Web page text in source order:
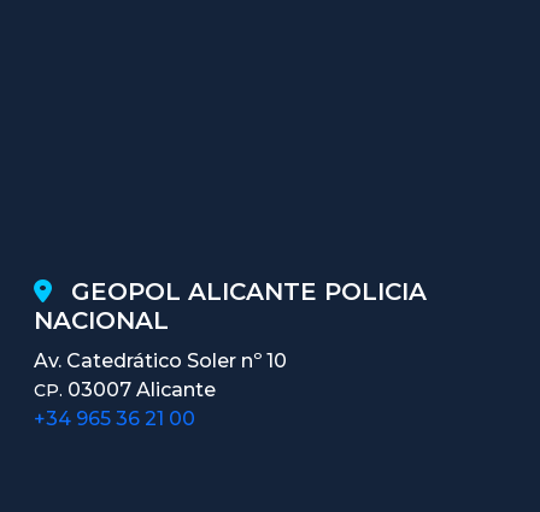
GEOPOL ALICANTE POLICIA
NACIONAL
Av. Catedrático Soler nº 10
CP. 03007 Alicante
+34 965 36 21 00